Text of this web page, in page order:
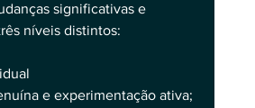
significativas e
níveis distintos:
e experimentação ativa;